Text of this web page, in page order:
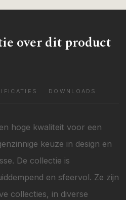
over dit product
DOWNLOADS
hoge kwaliteit voor een
keuze in design en
De collectie is
en sfeervol. Ze zijn
collecties, in diverse